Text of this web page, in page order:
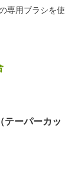
専用ブラシを使
ーパーカッ